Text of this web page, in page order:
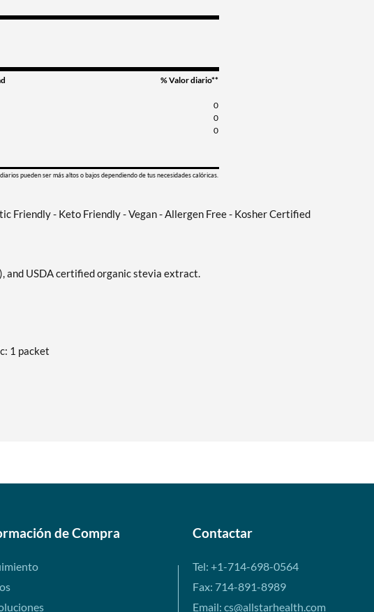
% Valor diario**
0
0
0
pueden ser más altos o bajos dependiendo de tus necesidades calóricas.
Friendly - Keto Friendly - Vegan - Allergen Free - Kosher Certified
and USDA certified organic stevia extract.
1 packet
de Compra Contactar
Tel: +1-714-698-0564
Fax: 714-891-8989
Email: cs@allstarhealth.com